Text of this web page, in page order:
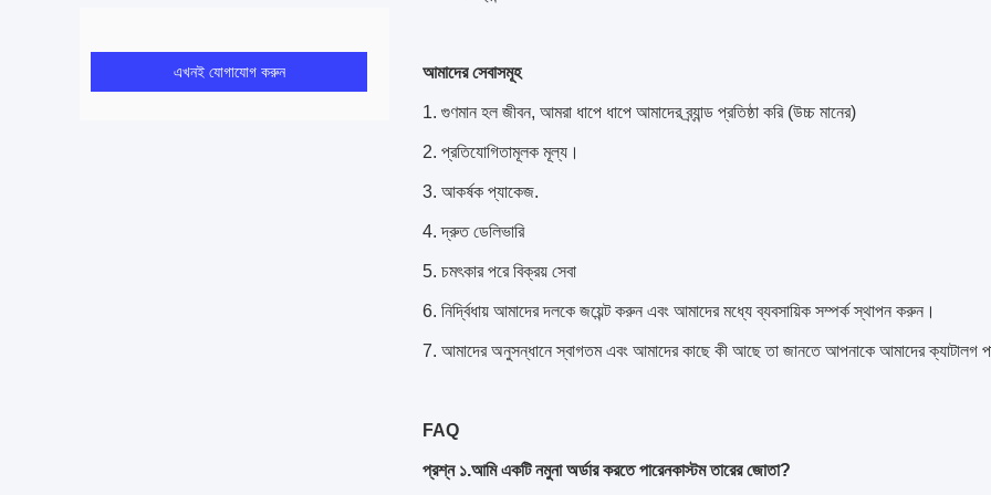
এখনই যোগাযোগ করুন আমাদের সেবাসমূহ
1. গুণমান হল জীবন, আমরা ধাপে ধাপে আমাদের ব্র্যান্ড প্রতিষ্ঠা করি (উচ্চ মানের)
2. প্রতিযোগিতামূলক মূল্য।
3. আকর্ষক প্যাকেজ.
4. দ্রুত ডেলিভারি
5. চমৎকার পরে বিক্রয় সেবা
6. নির্দ্বিধায় আমাদের দলকে জয়েন্ট করুন এবং আমাদের মধ্যে ব্যবসায়িক সম্পর্ক স্থাপন করুন।
7. আমাদের অনুসন্ধানে স্বাগতম এবং আমাদের কাছে কী আছে তা জানতে আপনাকে আমাদের ক্যাটালগ
FAQ
প্রশ্ন ১.আমি একটি নমুনা অর্ডার করতে পারেনকাস্টম তারের জোতা?